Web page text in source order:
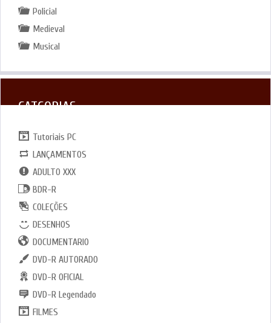
Policial
Medieval
Musical
CATGORIAS
Tutoriais PC
LANÇAMENTOS
ADULTO XXX
BDR-R
COLEÇÕES
DESENHOS
DOCUMENTARIO
DVD-R AUTORADO
DVD-R OFICIAL
DVD-R Legendado
FILMES